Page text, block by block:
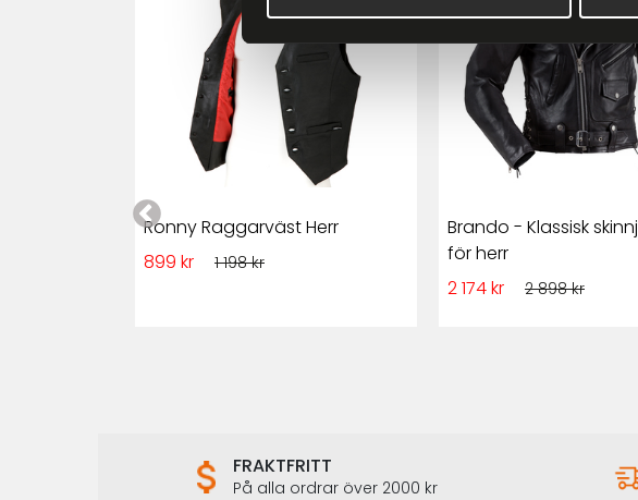
Ronny Raggarväst Herr
899 kr
1 198 kr
Brando - Klassisk
för herr
2 174 kr
2 898 kr
FRAKTFRITT
På alla ordrar över 2000 kr